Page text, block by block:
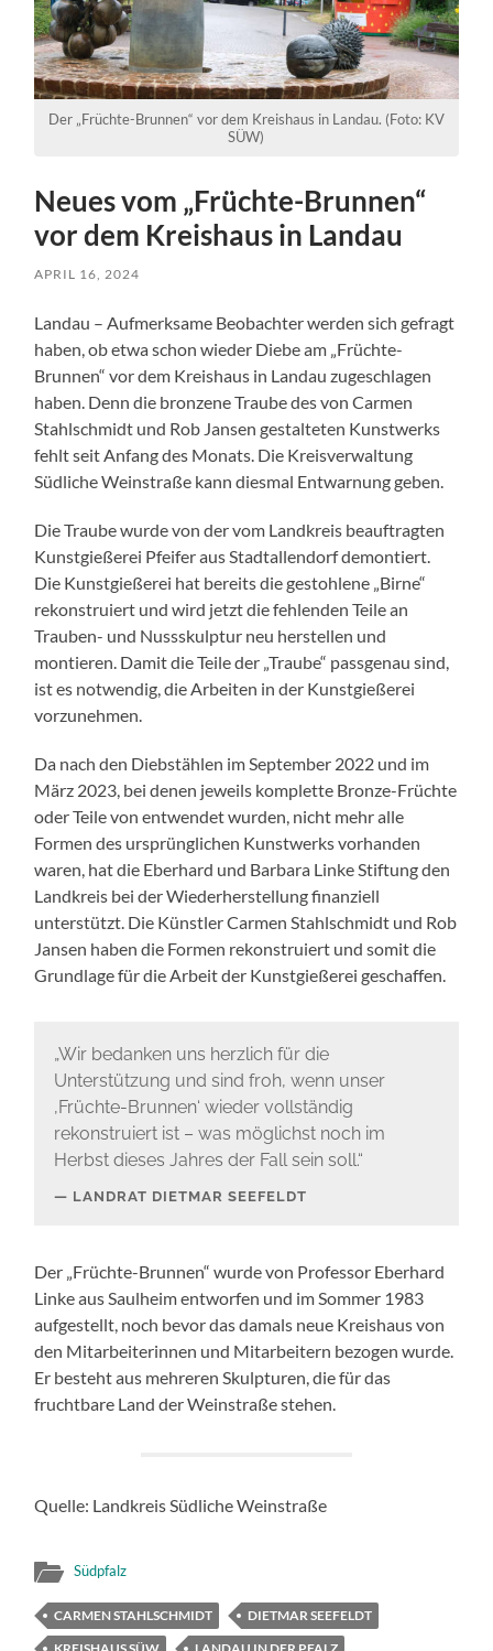
Der „Früchte-Brunnen“ vor dem Kreishaus in Landau. (Foto: KV
SÜW)
Neues vom „Früchte-Brunnen“
vor dem Kreishaus in Landau
APRIL 16, 2024
Landau – Aufmerksame Beobachter werden sich gefragt
haben, ob etwa schon wieder Diebe am „Früchte-
Brunnen“ vor dem Kreishaus in Landau zugeschlagen
haben. Denn die bronzene Traube des von Carmen
Stahlschmidt und Rob Jansen gestalteten Kunstwerks
fehlt seit Anfang des Monats. Die Kreisverwaltung
Südliche Weinstraße kann diesmal Entwarnung geben.
Die Traube wurde von der vom Landkreis beauftragten
Kunstgießerei Pfeifer aus Stadtallendorf demontiert.
Die Kunstgießerei hat bereits die gestohlene „Birne“
rekonstruiert und wird jetzt die fehlenden Teile an
Trauben- und Nussskulptur neu herstellen und
montieren. Damit die Teile der „Traube“ passgenau sind,
ist es notwendig, die Arbeiten in der Kunstgießerei
vorzunehmen.
Da nach den Diebstählen im September 2022 und im
März 2023, bei denen jeweils komplette Bronze-Früchte
oder Teile von entwendet wurden, nicht mehr alle
Formen des ursprünglichen Kunstwerks vorhanden
waren, hat die Eberhard und Barbara Linke Stiftung den
Landkreis bei der Wiederherstellung finanziell
unterstützt. Die Künstler Carmen Stahlschmidt und Rob
Jansen haben die Formen rekonstruiert und somit die
Grundlage für die Arbeit der Kunstgießerei geschaffen.
„Wir bedanken uns herzlich für die
Unterstützung und sind froh, wenn unser
,Früchte-Brunnen‘ wieder vollständig
rekonstruiert ist – was möglichst noch im
Herbst dieses Jahres der Fall sein soll.“
LANDRAT DIETMAR SEEFELDT
Der „Früchte-Brunnen“ wurde von Professor Eberhard
Linke aus Saulheim entworfen und im Sommer 1983
aufgestellt, noch bevor das damals neue Kreishaus von
den Mitarbeiterinnen und Mitarbeitern bezogen wurde.
Er besteht aus mehreren Skulpturen, die für das
fruchtbare Land der Weinstraße stehen.
Quelle: Landkreis Südliche Weinstraße
Südpfalz
CARMEN STAHLSCHMIDT
DIETMAR SEEFELDT